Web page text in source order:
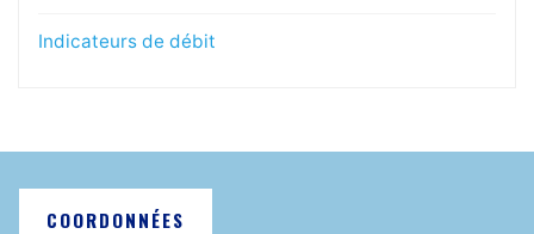
Indicateurs de débit
COORDONNÉES